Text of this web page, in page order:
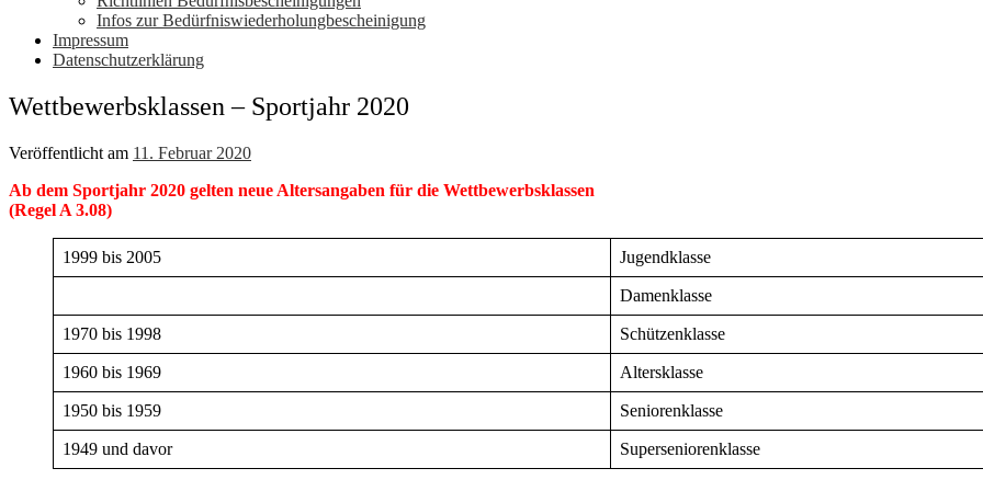
Infos zur Bedürfniswiederholungbescheinigung
Impressum
Datenschutzerklärung
Wettbewerbsklassen – Sportjahr 2020
Veröffentlicht am 11. Februar 2020
Ab dem Sportjahr 2020 gelten neue Altersangaben für die Wettbewerbsklassen
(Regel A 3.08)
1999 bis 2005 Jugendklasse
Damenklasse
1970 bis 1998 Schützenklasse
1960 bis 1969 Altersklasse
1950 bis 1959 Seniorenklasse
1949 und davor Superseniorenklasse